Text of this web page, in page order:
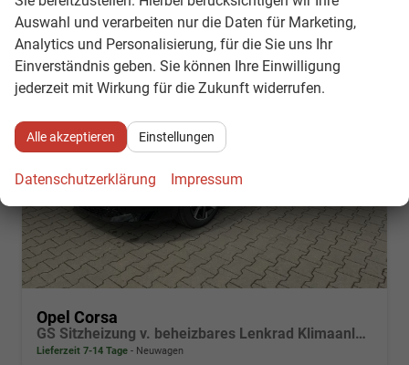
Opel Corsa
GS Sitzheizung v. beheizbares Lenkrad Klimaanlage Kamera PDC v+h
Lieferzeit 7-14 Tage Neuwagen
Auswahl und verarbeiten nur die Daten für Marketing,
Analytics und Personalisierung, für die Sie uns Ihr
Einverständnis geben. Sie können Ihre Einwilligung
jederzeit mit Wirkung für die Zukunft widerrufen.
Alle akzeptieren Einstellungen
Datenschutzerklärung Impressum